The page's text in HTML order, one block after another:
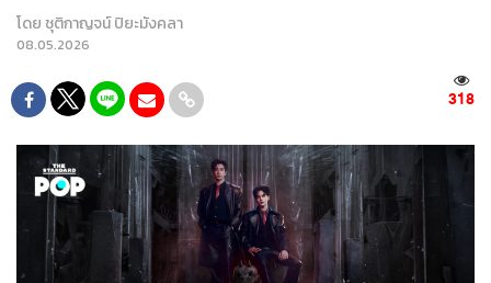
โดย ชุติกาญจน์ ปิยะมังคลา
08.05.2026
318